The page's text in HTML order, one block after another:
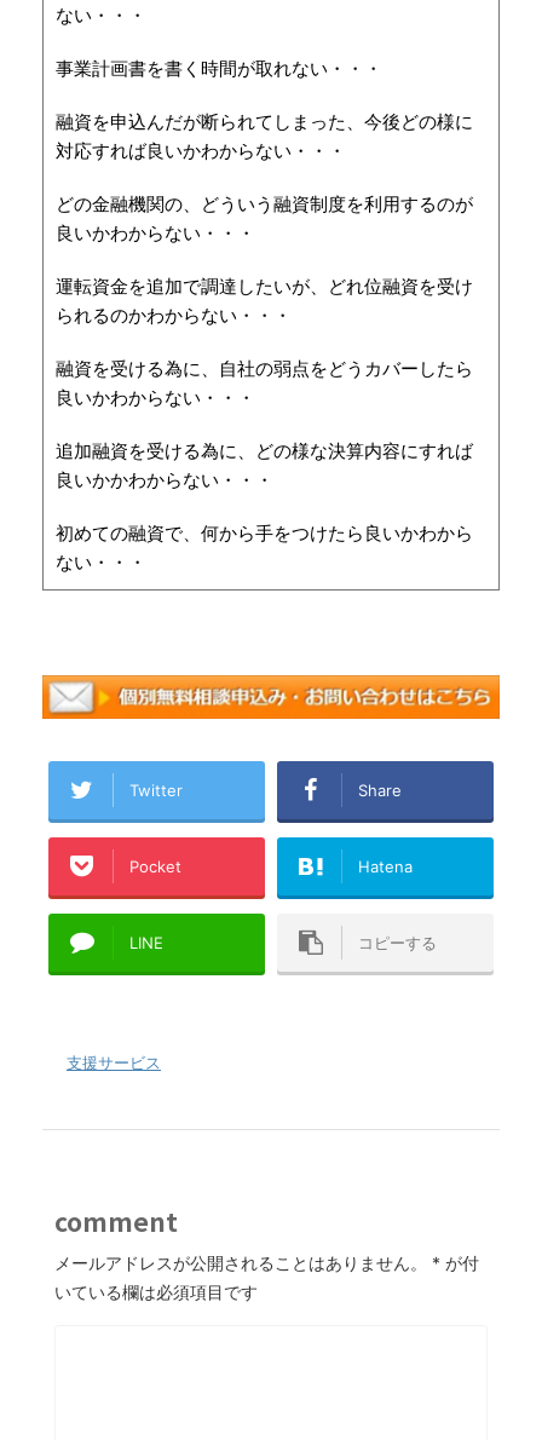
ない・・・
事業計画書を書く時間が取れない・・・
融資を申込んだが断られてしまった、今後どの様に
対応すれば良いかわからない・・・
どの金融機関の、どういう融資制度を利用するのが
良いかわからない・・・
運転資金を追加で調達したいが、どれ位融資を受け
られるのかわからない・・・
融資を受ける為に、自社の弱点をどうカバーしたら
良いかわからない・・・
追加融資を受ける為に、どの様な決算内容にすれば
良いかかわからない・・・
初めての融資で、何から手をつけたら良いかわから
ない・・・
Twitter Share
Pocket Hatena
LINE コピーする
支援サービス
comment
メールアドレスが公開されることはありません。 * が付
いている欄は必須項目です